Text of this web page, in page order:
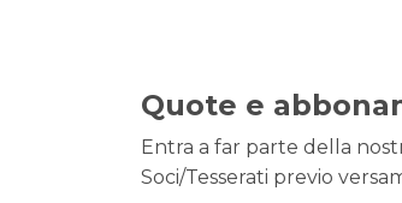
Quote e
Entra a far parte della
Soci/Tesserati previo